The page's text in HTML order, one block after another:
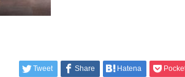
Tweet Share Hatena